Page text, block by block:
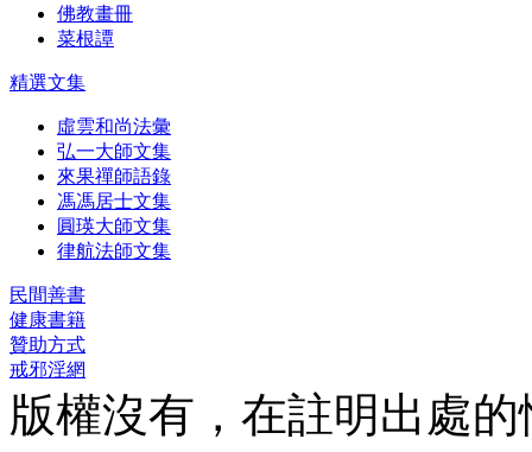
佛教畫冊
菜根譚
精選文集
虛雲和尚法彙
弘一大師文集
來果禪師語錄
馮馮居士文集
圓瑛大師文集
律航法師文集
民間善書
健康書籍
贊助方式
戒邪淫網
版權沒有，在註明出處